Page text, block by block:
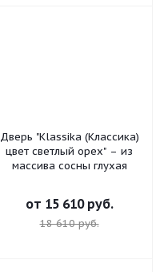
Дверь "Klassika (Классика)
цвет светлый орех" – из
массива сосны глухая
от 15 610 руб.
18 610 руб.